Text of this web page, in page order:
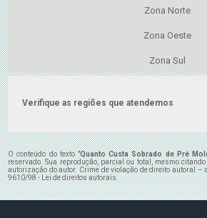
Zona Norte
Zona Oeste
Zona Sul
Verifique as regiões que atendemos
O conteúdo do texto "Quanto Custa Sobrado de Pré
reservado. Sua reprodução, parcial ou total, mesmo
autorização do autor. Crime de violação de direito autoral –
9610/98 - Lei de direitos autorais.